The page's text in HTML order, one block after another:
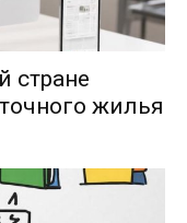
стране
жилья